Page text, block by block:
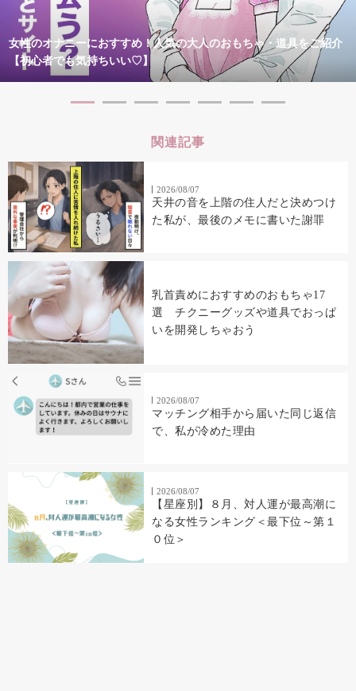
女性のオナニーにおすすめ！人気の大人のおもちゃ・道具をご紹介
【初心者でも気持ちいい♡】
関連記事
2026/08/07
天井の音を上階の住人だと決めつけ
た私が、最後のメモに書いた謝罪
乳首責めにおすすめのおもちゃ17
選 チクニーグッズや道具でおっぱ
いを開発しちゃおう
2026/08/07
マッチング相手から届いた同じ返信
で、私が冷めた理由
2026/08/07
【星座別】８月、対人運が最高潮に
なる女性ランキング＜最下位～第１
０位＞